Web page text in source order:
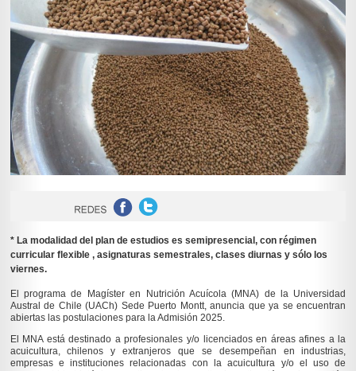
* La modalidad del plan de estudios es semipresencial, con régimen
curricular flexible , asignaturas semestrales, clases diurnas y sólo los
viernes.
El programa de Magíster en Nutrición Acuícola (MNA) de la Universidad
Austral de Chile (UACh) Sede Puerto Montt, anuncia que ya se encuentran
abiertas las postulaciones para la Admisión 2025.
El MNA está destinado a profesionales y/o licenciados en áreas afines a la
acuicultura, chilenos y extranjeros que se desempeñan en industrias,
empresas e instituciones relacionadas con la acuicultura y/o el uso de